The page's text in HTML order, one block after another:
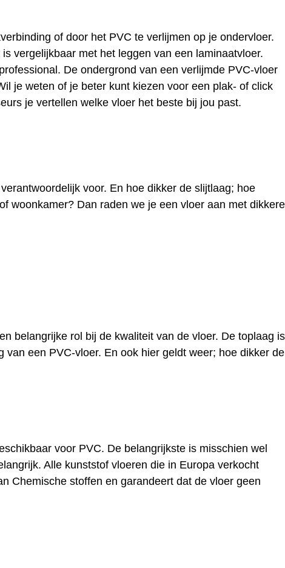
of door het PVC te verlijmen op je ondervloer.
vergelijkbaar met het leggen van een laminaatvloer.
De ondergrond van een verlijmde PVC-vloer
je weten of je beter kunt kiezen voor een plak- of click
je vertellen welke vloer het beste bij jou past.
voor. En hoe dikker de slijtlaag; hoe
woonkamer? Dan raden we je een vloer aan met dikkere
belangrijke rol bij de kwaliteit van de vloer. De toplaag is
een PVC-vloer. En ook hier geldt weer; hoe dikker de
voor PVC. De belangrijkste is misschien wel
Alle kunststof vloeren die in Europa verkocht
Chemische stoffen en garandeert dat de vloer geen